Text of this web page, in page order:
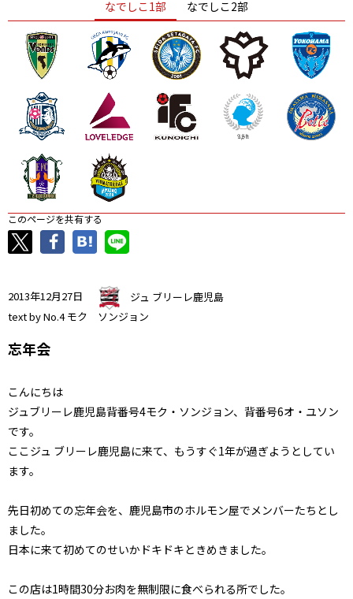
ニッパツ 名古屋 静岡 愛媛Ｌ
なでしこ1部 なでしこ2部
このページを共有する
2013年12月27日
ジュ ブリーレ鹿児島
text by No.4 モク ソンジョン
忘年会
こんにちは
ジュブリーレ鹿児島背番号4モク・ソンジョン、背番号6オ・ユソン
です。
ここジュ ブリーレ鹿児島に来て、もうすぐ1年が過ぎようとしてい
ます。
先日初めての忘年会を、鹿児島市のホルモン屋でメンバーたちとし
ました。
日本に来て初めてのせいかドキドキときめきました。
この店は1時間30分お肉を無制限に食べられる所でした。